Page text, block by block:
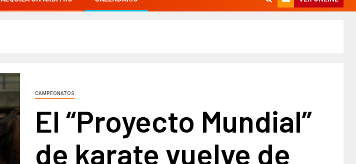
CAMPEONATOS
El “Proyecto Mundial”
de karate vuelve de